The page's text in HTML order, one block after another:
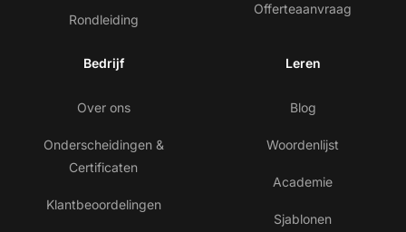
Rondleiding
Offerteaanvraag
Bedrijf
Over ons
Onderscheidingen &
Certificaten
Klantbeoordelingen
Leren
Blog
Woordenlijst
Academie
Sjablonen